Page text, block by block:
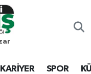
KARİYER SPOR